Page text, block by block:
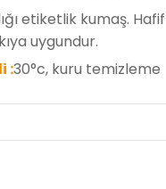
etiketlik kumaş.
uygundur.
:30°c, kuru temizleme